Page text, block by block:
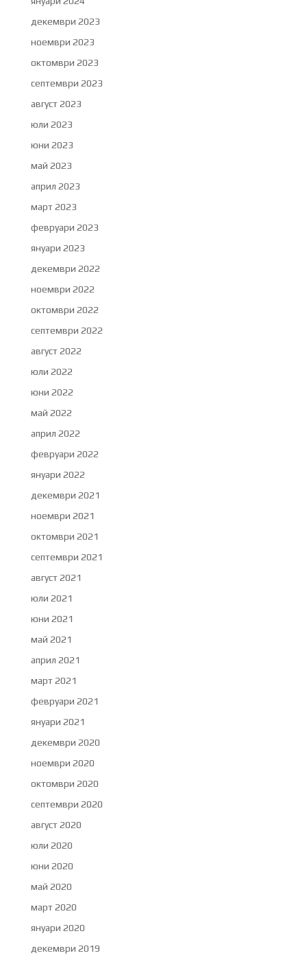
декември 2023
ноември 2023
октомври 2023
септември 2023
август 2023
юли 2023
юни 2023
май 2023
април 2023
март 2023
февруари 2023
януари 2023
декември 2022
ноември 2022
октомври 2022
септември 2022
август 2022
юли 2022
юни 2022
май 2022
април 2022
февруари 2022
януари 2022
декември 2021
ноември 2021
октомври 2021
септември 2021
август 2021
юли 2021
юни 2021
май 2021
април 2021
март 2021
февруари 2021
януари 2021
декември 2020
ноември 2020
октомври 2020
септември 2020
август 2020
юли 2020
юни 2020
май 2020
март 2020
януари 2020
декември 2019